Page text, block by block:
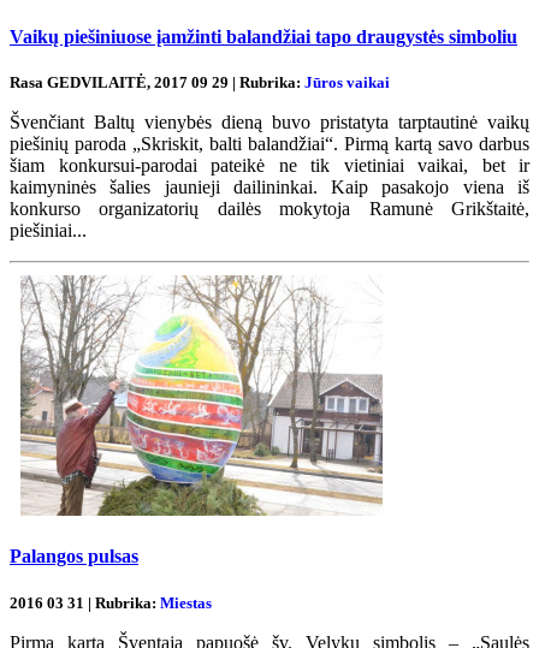
Vaikų piešiniuose įamžinti balandžiai tapo draugystės simboliu
Rasa GEDVILAITĖ, 2017 09 29 | Rubrika: Jūros vaikai
Švenčiant Baltų vienybės dieną buvo pristatyta tarptautinė vaikų
piešinių paroda „Skriskit, balti balandžiai“. Pirmą kartą savo darbus
šiam konkursui-parodai pateikė ne tik vietiniai vaikai, bet ir
kaimyninės šalies jaunieji dailininkai. Kaip pasakojo viena iš
konkurso organizatorių dailės mokytoja Ramunė Grikštaitė,
piešiniai...
Palangos pulsas
2016 03 31 | Rubrika: Miestas
Pirmą kartą Šventąją papuošė šv. Velykų simbolis – „Saulės